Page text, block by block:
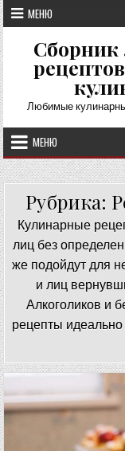
Перейти
к
содержимому
МЕНЮ
Сборник
Любимые
МЕНЮ
Рубрика:
Кулинарные
лиц без
же подойдут для
и лиц
Алкоголиков и
рецепты